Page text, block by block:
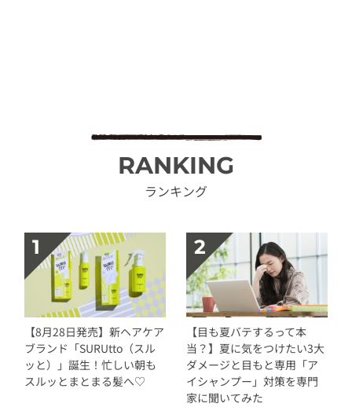
RANKING
ランキング
【8月28日発売】新ヘアケア
ブランド「SURUtto（スル
ッと）」誕生！忙しい朝も
スルッとまとまる髪へ♡
【目も夏バテするって本
当？】夏に気をつけたい3大
ダメージと目もと専用「ア
イシャンプー」対策を専門
家に聞いてみた